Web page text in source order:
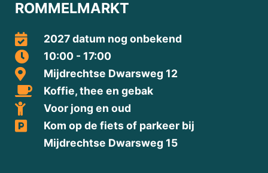
ROMMELMARKT
2027 datum nog onbekend
10:00 - 17:00
Mijdrechtse Dwarsweg 12
Koffie, thee en gebak
Voor jong en oud
Kom op de fiets of parkeer bij
Mijdrechtse Dwarsweg 15